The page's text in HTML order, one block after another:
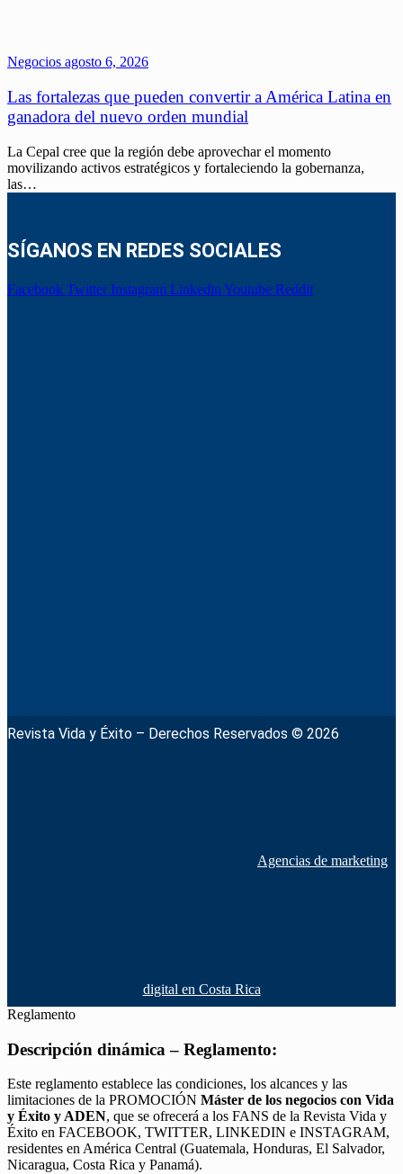
Negocios agosto 6, 2026
Las fortalezas que pueden convertir a América Latina en
ganadora del nuevo orden mundial
La Cepal cree que la región debe aprovechar el momento
movilizando activos estratégicos y fortaleciendo la gobernanza,
las…
SÍGANOS EN REDES SOCIALES
Facebook Twitter Instagram Linkedin Youtube Reddit
Revista Vida y Éxito – Derechos Reservados © 2026
Agencias de marketing
digital en Costa Rica
Reglamento
Descripción dinámica – Reglamento:
Este reglamento establece las condiciones, los alcances y las
limitaciones de la PROMOCIÓN Máster de los negocios con Vida
y Éxito y ADEN, que se ofrecerá a los FANS de la Revista Vida y
Éxito en FACEBOOK, TWITTER, LINKEDIN e INSTAGRAM,
residentes en América Central (Guatemala, Honduras, El Salvador,
Nicaragua, Costa Rica y Panamá).